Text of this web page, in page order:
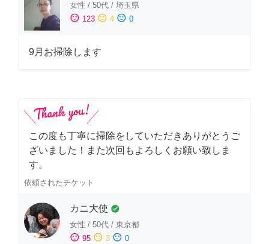
女性 / 50代 / 埼玉県
sentiment_satisfied 123 sentiment_neutral 4 sentiment_dissatisfied 0
9月お掃除します
この度も丁寧に掃除をしていただきありがとうご
ざいました！また次回もよろしくお願い致しま
す。
依頼されたチケット
カニ大使 check_circle
女性 / 50代 / 東京都
sentiment_satisfied 95 sentiment_neutral 3 sentiment_dissatisfied 0